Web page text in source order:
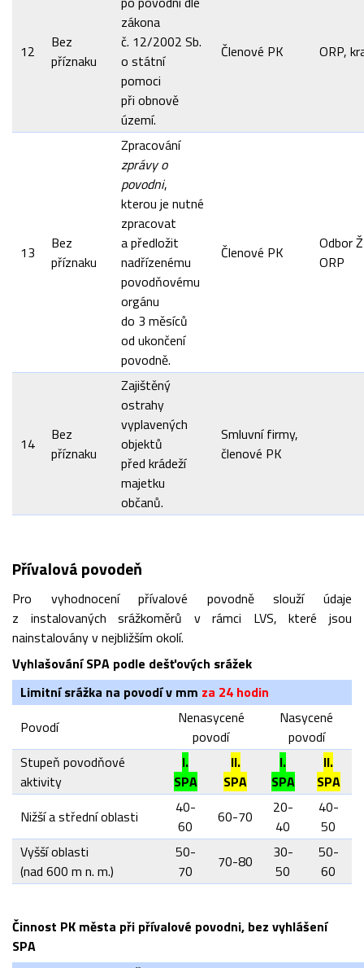
12
Bez
příznaku
zákona
č. 12/2002 Sb.
o státní
pomoci
při obnově
území.
Členové PK ORP,
13
Bez
příznaku
Zpracování
zprávy o
povodni,
kterou je nutné
zpracovat
a předložit
nadřízenému
povodňovému
orgánu
do 3 měsíců
od ukončení
povodně.
Členové PK
Odbor
ORP
14
Bez
příznaku
Zajištěný
ostrahy
vyplavených
objektů
před krádeží
majetku
občanů.
Smluvní firmy,
členové PK
Přívalová povodeň
Pro vyhodnocení přívalové povodně slouží údaje
z instalovaných srážkoměrů v rámci LVS, které jsou
nainstalovány v nejbližším okolí.
Vyhlašování SPA podle dešťových srážek
Limitní srážka na povodí v mm za 24 hodin
Povodí
Nenasycené
povodí
Nasycené
povodí
Stupeň povodňové
aktivity
I.
SPA
II.
SPA
I.
SPA
II.
SPA
Nižší a střední oblasti
40-
60
60-70
20-
40
40-
50
Vyšší oblasti
(nad 600 m n. m.)
50-
70
70-80
30-
50
50-
60
Činnost PK města při přívalové povodni, bez vyhlášení
SPA